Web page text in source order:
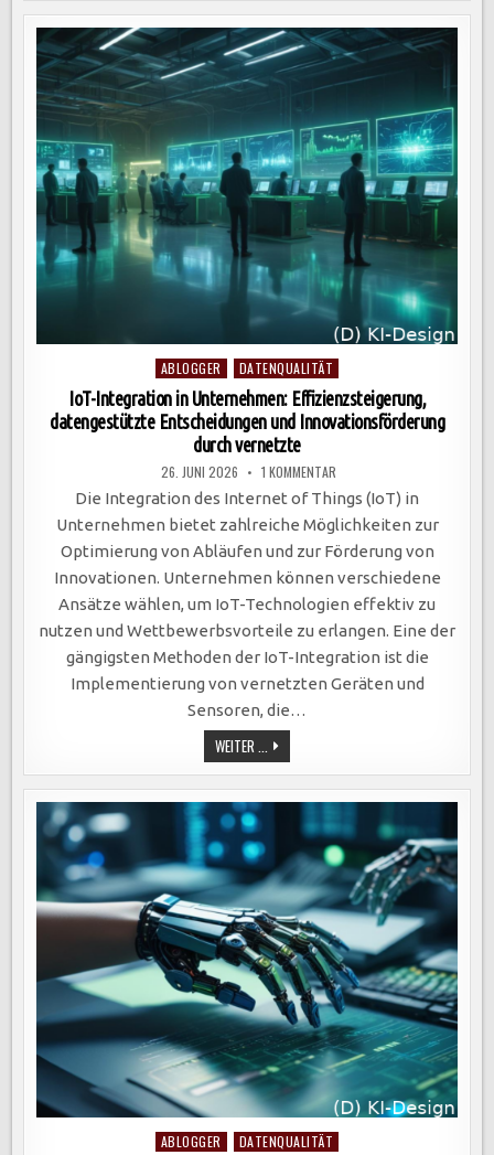
EFFIZIENZ,
AUTOMATISIERUNG
UND
CLOUD-
TECHNOLOGIEN
ERHÖHEN
Posted
in
ABLOGGER DATENQUALITÄT
IoT-Integration in Unternehmen: Effizienzsteigerung,
datengestützte Entscheidungen und Innovationsförderung
durch vernetzte
26. JUNI 2026 1 KOMMENTAR
INTEGRATION
IN
UNTERNEHMEN:
EFFIZIENZSTEIGERUNG,
DATENGESTÜTZTE
ENTSCHEIDUNGEN
UND
INNOVATIONSFÖRDERUNG
DURCH
VERNETZTE
Die Integration des Internet of Things (IoT) in
Unternehmen bietet zahlreiche Möglichkeiten zur
Optimierung von Abläufen und zur Förderung von
Innovationen. Unternehmen können verschiedene
Ansätze wählen, um IoT-Technologien effektiv zu
nutzen und Wettbewerbsvorteile zu erlangen. Eine der
gängigsten Methoden der IoT-Integration ist die
Implementierung von vernetzten Geräten und
Sensoren, die…
WEITER ... IOT-
INTEGRATION
IN
UNTERNEHMEN:
EFFIZIENZSTEIGERUNG,
ENTSCHEIDUNGEN
INNOVATIONSFÖRDERUNG
DURCH
VERNETZTE
Posted
ABLOGGER DATENQUALITÄT